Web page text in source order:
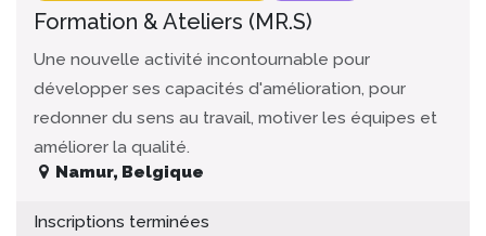
Formation & Ateliers (MR.S)
Une nouvelle activité incontournable pour
développer ses capacités d'amélioration, pour
redonner du sens au travail, motiver les équipes et
améliorer la qualité.
Namur, Belgique
Inscriptions terminées